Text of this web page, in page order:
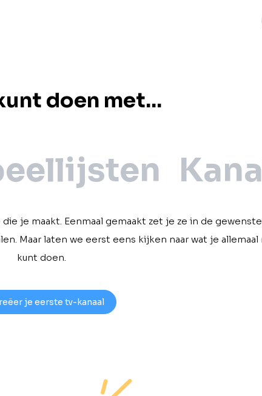
doen met...
je maakt. Eenmaal gemaakt zet je ze in de
Maar laten we eerst eens kijken naar wat je allemaal
kunt doen.
je eerste tv-kanaal